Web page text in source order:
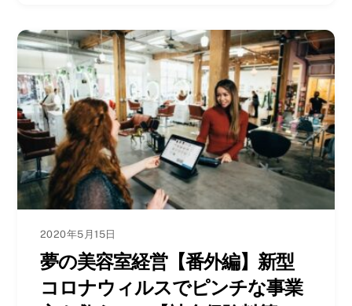
2020年5月15日
夢の美容室経営【番外編】新型
コロナウィルスでピンチな事業